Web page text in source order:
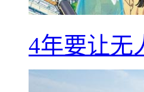
4年要让无